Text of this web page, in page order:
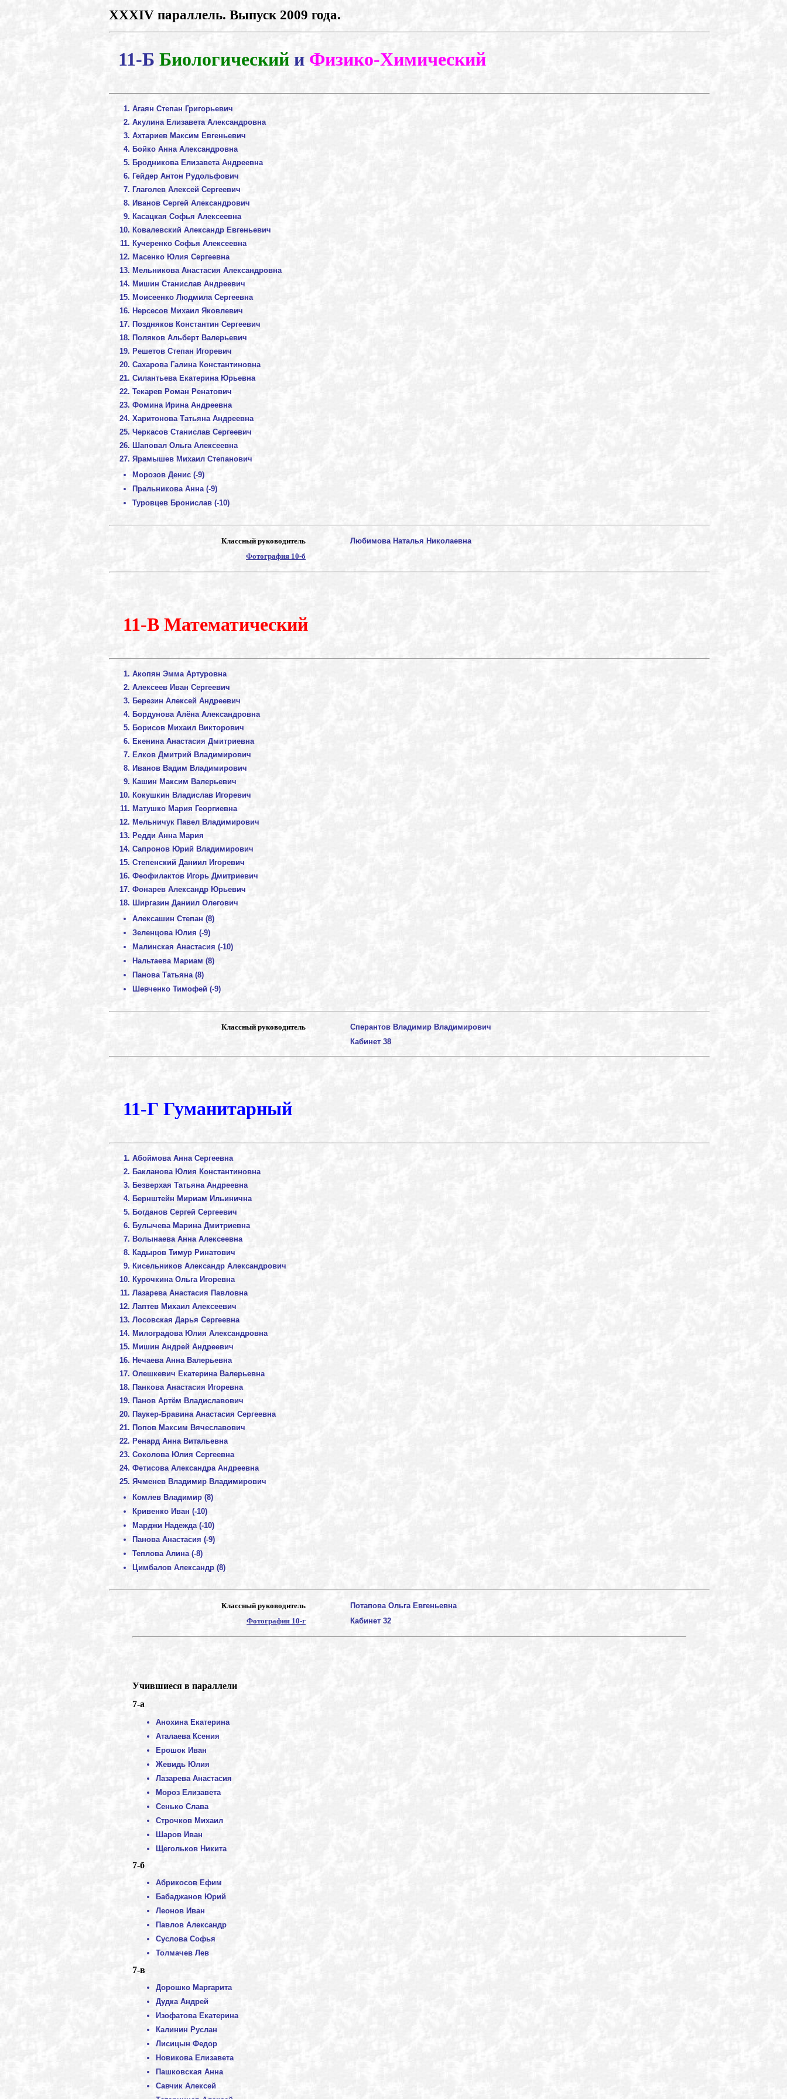
XXXIV параллель. Выпуск 2009 года.
11-Б Биологический и Физико-Химический
Агаян Степан Григорьевич
Акулина Елизавета Александровна
Ахтариев Максим Евгеньевич
Бойко Анна Александровна
Бродникова Елизавета Андреевна
Гейдер Антон Рудольфович
Глаголев Алексей Сергеевич
Иванов Сергей Александрович
Касацкая Софья Алексеевна
Ковалевский Александр Евгеньевич
Кучеренко Софья Алексеевна
Масенко Юлия Сергеевна
Мельникова Анастасия Александровна
Мишин Станислав Андреевич
Моисеенко Людмила Сергеевна
Нерсесов Михаил Яковлевич
Поздняков Константин Сергеевич
Поляков Альберт Валерьевич
Решетов Степан Игоревич
Сахарова Галина Константиновна
Силантьева Екатерина Юрьевна
Текарев Роман Ренатович
Фомина Ирина Андреевна
Харитонова Татьяна Андреевна
Черкасов Станислав Сергеевич
Шаповал Ольга Алексеевна
Ярамышев Михаил Степанович
Морозов Денис (-9)
Пральникова Анна (-9)
Туровцев Бронислав (-10)
Классный руководитель
Любимова Наталья Николаевна
Фотография 10-б
11-В Математический
Акопян Эмма Артуровна
Алексеев Иван Сергеевич
Березин Алексей Андреевич
Бордунова Алёна Александровна
Борисов Михаил Викторович
Екенина Анастасия Дмитриевна
Елков Дмитрий Владимирович
Иванов Вадим Владимирович
Кашин Максим Валерьевич
Кокушкин Владислав Игоревич
Матушко Мария Георгиевна
Мельничук Павел Владимирович
Редди Анна Мария
Сапронов Юрий Владимирович
Степенский Даниил Игоревич
Феофилактов Игорь Дмитриевич
Фонарев Александр Юрьевич
Ширгазин Даниил Олегович
Алексашин Степан (8)
Зеленцова Юлия (-9)
Малинская Анастасия (-10)
Нальтаева Мариам (8)
Панова Татьяна (8)
Шевченко Тимофей (-9)
Классный руководитель
Сперантов Владимир Владимирович
Кабинет 38
11-Г Гуманитарный
Абоймова Анна Сергеевна
Бакланова Юлия Константиновна
Безверхая Татьяна Андреевна
Бернштейн Мириам Ильинична
Богданов Сергей Сергеевич
Булычева Марина Дмитриевна
Волынаева Анна Алексеевна
Кадыров Тимур Ринатович
Кисельников Александр Александрович
Курочкина Ольга Игоревна
Лазарева Анастасия Павловна
Лаптев Михаил Алексеевич
Лосовская Дарья Сергеевна
Милоградова Юлия Александровна
Мишин Андрей Андреевич
Нечаева Анна Валерьевна
Олешкевич Екатерина Валерьевна
Панкова Анастасия Игоревна
Панов Артём Владиславович
Паукер-Бравина Анастасия Сергеевна
Попов Максим Вячеславович
Ренард Анна Витальевна
Соколова Юлия Сергеевна
Фетисова Александра Андреевна
Ячменев Владимир Владимирович
Комлев Владимир (8)
Кривенко Иван (-10)
Марджи Надежда (-10)
Панова Анастасия (-9)
Теплова Алина (-8)
Цимбалов Александр (8)
Классный руководитель
Потапова Ольга Евгеньевна
Фотография 10-г
Кабинет 32
Учившиеся в параллели
7-а
Анохина Екатерина
Аталаева Ксения
Ерошок Иван
Жевидь Юлия
Лазарева Анастасия
Мороз Елизавета
Сенько Слава
Строчков Михаил
Шаров Иван
Щегольков Никита
7-б
Абрикосов Ефим
Бабаджанов Юрий
Леонов Иван
Павлов Александр
Суслова Софья
Толмачев Лев
7-в
Дорошко Маргарита
Дудка Андрей
Изофатова Екатерина
Калинин Руслан
Лисицын Федор
Новикова Елизавета
Пашковская Анна
Савчик Алексей